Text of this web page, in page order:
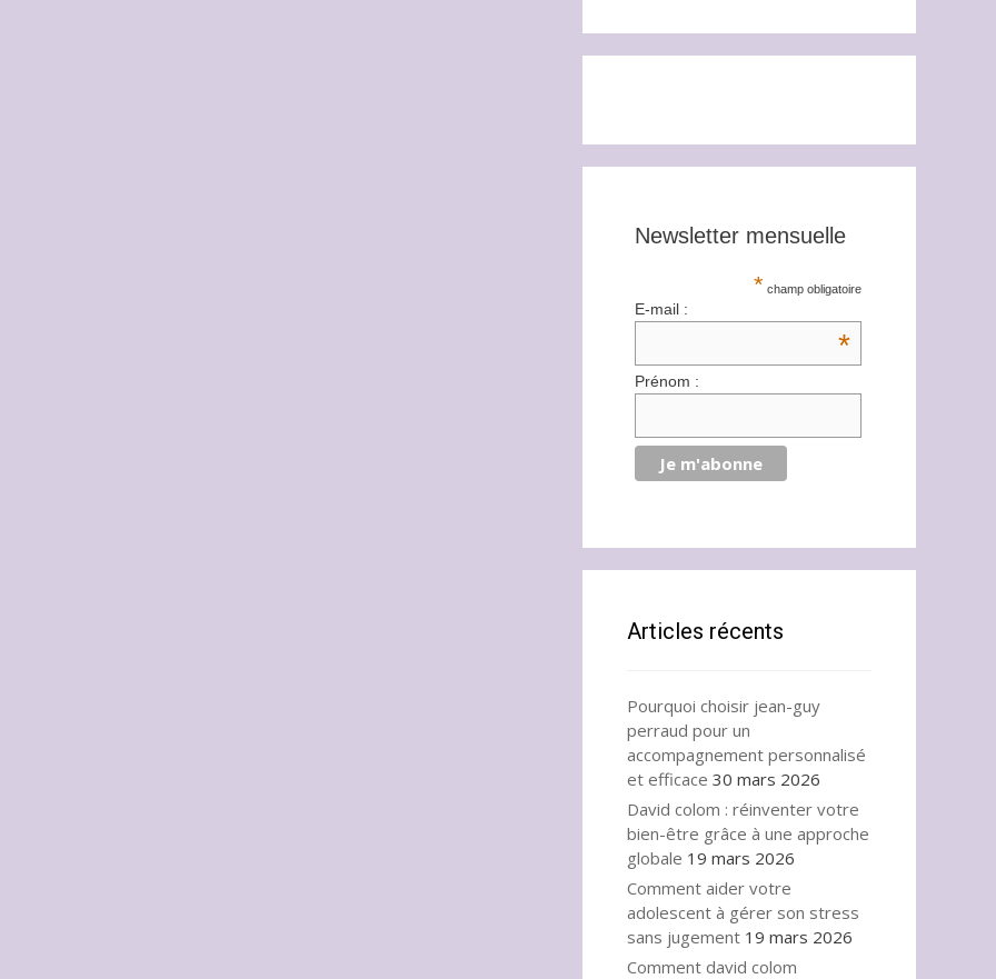
Newsletter mensuelle
* champ obligatoire
E-mail :
*
Prénom :
Articles récents
Pourquoi choisir jean-guy
perraud pour un
accompagnement personnalisé
et efficace 30 mars 2026
David colom : réinventer votre
bien-être grâce à une approche
globale 19 mars 2026
Comment aider votre
adolescent à gérer son stress
sans jugement 19 mars 2026
Comment david colom